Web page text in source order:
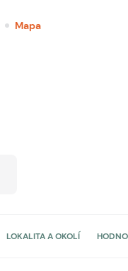
Mapa
LOKALITA A OKOLÍ